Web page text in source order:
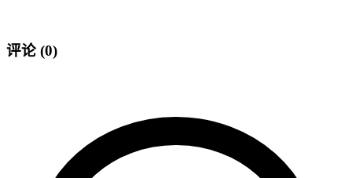
评论 (0)